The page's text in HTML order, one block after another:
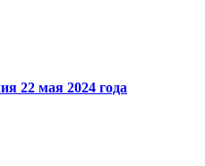
22 мая 2024 года